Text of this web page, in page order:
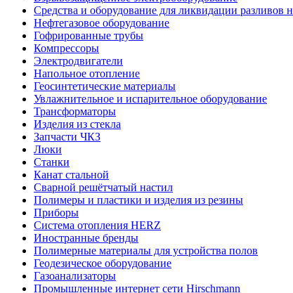
Средства и оборудование для ликвидации разливов
Нефтегазовое оборудование
Гофрированные трубы
Компрессоры
Электродвигатели
Напольное отопление
Геосинтетические материалы
Увлажнительное и испарительное оборудование
Трансформаторы
Изделия из стекла
Запчасти ЧКЗ
Люки
Станки
Канат стальной
Сварной решётчатый настил
Полимеры и пластики и изделия из резины
Приборы
Система отопления HERZ
Иностранные бренды
Полимерные материалы для устройства полов
Геодезическое оборудование
Газоанализаторы
Промышленные интернет сети Hirschmann